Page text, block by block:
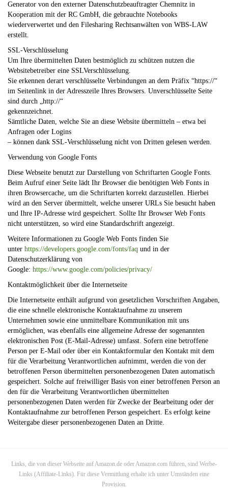
Generator von den externer Datenschutzbeauftragter Chemnitz in
Kooperation mit der RC GmbH, die gebrauchte Notebooks
wiederverwertet und den Filesharing Rechtsanwälten von WBS-LAW
erstellt.
SSL-Verschlüsselung
Um Ihre übermittelten Daten bestmöglich zu schützen nutzen die
Websitebetreiber eine SSLVerschlüsselung.
Sie erkennen derart verschlüsselte Verbindungen an dem Präfix “https://“
im Seitenlink in der Adresszeile Ihres Browsers. Unverschlüsselte Seite
sind durch „http://“
gekennzeichnet.
Sämtliche Daten, welche Sie an diese Website übermitteln – etwa bei
Anfragen oder Logins
– können dank SSL-Verschlüsselung nicht von Dritten gelesen werden.
Verwendung von Google Fonts
Diese Webseite benutzt zur Darstellung von Schriftarten Google Fonts.
Beim Aufruf einer Seite lädt Ihr Browser die benötigten Web Fonts in
ihren Browsercache, um die Schriftarten korrekt darzustellen. Hierbei
wird an den Server übermittelt, welche unserer URLs Sie besucht haben
und Ihre IP-Adresse wird gespeichert. Sollte Ihr Browser Web Fonts
nicht unterstützen, so wird eine Standardschrift angezeigt.
Weitere Informationen zu Google Web Fonts finden Sie
unter https://developers.google.com/fonts/faq und in der
Datenschutzerklärung von
Google: https://www.google.com/policies/privacy/
Kontaktmöglichkeit über die Internetseite
Die Internetseite enthält aufgrund von gesetzlichen Vorschriften Angaben,
die eine schnelle elektronische Kontaktaufnahme zu unserem
Unternehmen sowie eine unmittelbare Kommunikation mit uns
ermöglichen, was ebenfalls eine allgemeine Adresse der sogenannten
elektronischen Post (E-Mail-Adresse) umfasst. Sofern eine betroffene
Person per E-Mail oder über ein Kontaktformular den Kontakt mit dem
für die Verarbeitung Verantwortlichen aufnimmt, werden die von der
betroffenen Person übermittelten personenbezogenen Daten automatisch
gespeichert. Solche auf freiwilliger Basis von einer betroffenen Person an
den für die Verarbeitung Verantwortlichen übermittelten
personenbezogenen Daten werden für Zwecke der Bearbeitung oder der
Kontaktaufnahme zur betroffenen Person gespeichert. Es erfolgt keine
Weitergabe dieser personenbezogenen Daten an Dritte.
Links, die von dieser Webseite auf Amazon.de oder Amazon.com führen, sind Werbe-
Links (Affiliate-Links). Für diese Vermittlung erhalte ich unter Umständen eine
Provision.